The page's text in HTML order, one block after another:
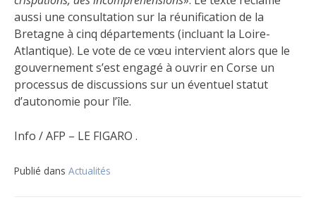
aussi une consultation sur la réunification de la
Bretagne à cinq départements (incluant la Loire-
Atlantique). Le vote de ce vœu intervient alors que le
gouvernement s’est engagé à ouvrir en Corse un
processus de discussions sur un éventuel statut
d’autonomie pour l’île.
Info / AFP – LE FIGARO .
Publié dans Actualités